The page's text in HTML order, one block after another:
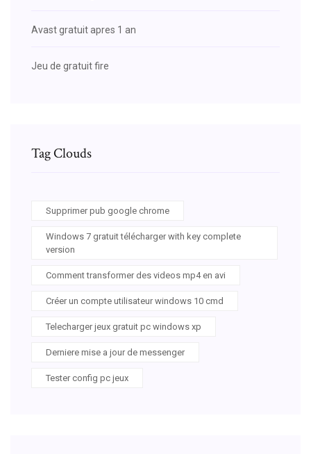
Avast gratuit apres 1 an
Jeu de gratuit fire
Tag Clouds
Supprimer pub google chrome
Windows 7 gratuit télécharger with key complete
version
Comment transformer des videos mp4 en avi
Créer un compte utilisateur windows 10 cmd
Telecharger jeux gratuit pc windows xp
Derniere mise a jour de messenger
Tester config pc jeux